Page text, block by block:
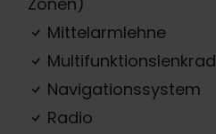
Mittelarmlehne
Multifunktionslenkrad
Navigationssystem
Radio